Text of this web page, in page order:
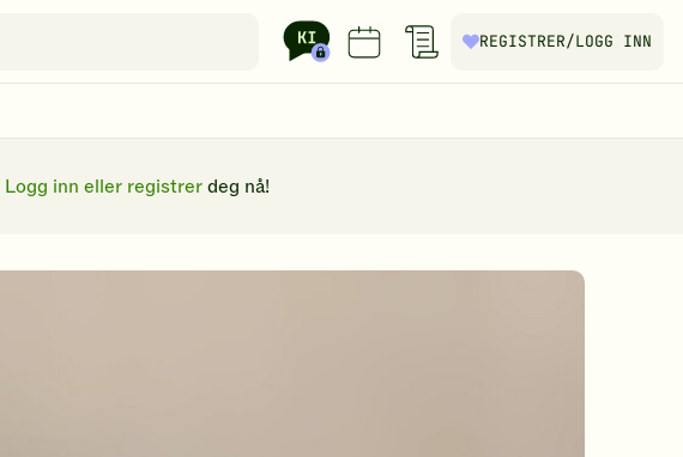
REGISTRER/LOGG INN
Logg inn eller registrer deg nå!